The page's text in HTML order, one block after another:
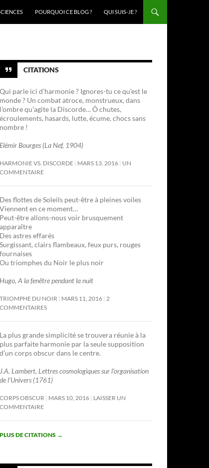
POURQUOI CE BLOG ? QUI SUIS-JE ?
CITATIONS
Qui parle ici d’harmonie ? Ignores-tu ce qu’est le
monde ? Un combat atroce, monstrueux, dans
l’ombre qu’agite la Discorde… Ô chutes,
écroulements, hasards, lutte, écume, chocs sans
nombre !
Elémir Bourges (La Nef, 1904)
HARMONIE VS. DISCORDE MARS 13, 2016 UN
COMMENTAIRE
Des flottes de Soleils peut-être à pleines voiles
Viennent en ce moment…
Peut-être allons-nous voir brusquement
apparaître
Des astres effarés
Surgissant, clairs flambeaux, feux purs, rouges
fournaises
Ou triomphes du Noir le plus noir
Hugo, A la fenêtre pendant la nuit
TRIOMPHE DU NOIR MARS 11, 2016 2
COMMENTAIRES
La plus grande simplicité se trouvera réunie à la
plus parfaite harmonie par la seule supposition
d’un corps obscur dans le centre.
J.A. Lambert, Lettres cosmologiques sur l’organisation
de l’Univers (1761)
CORPS OBSCUR MARS 10, 2016 LAISSER UN
COMMENTAIRE
PLUS DE CITATIONS →